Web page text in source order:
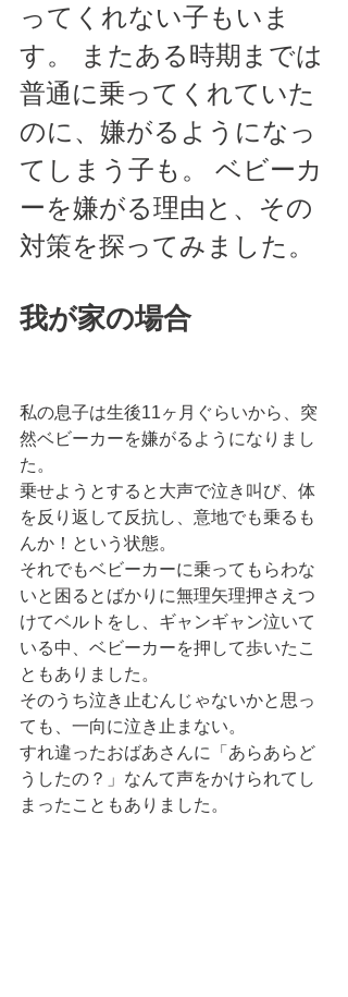
ってくれない子もいま
す。 またある時期までは
普通に乗ってくれていた
のに、嫌がるようになっ
てしまう子も。 ベビーカ
ーを嫌がる理由と、その
対策を探ってみました。
我が家の場合
私の息子は生後11ヶ月ぐらいから、突
然ベビーカーを嫌がるようになりまし
た。
乗せようとすると大声で泣き叫び、体
を反り返して反抗し、意地でも乗るも
んか！という状態。
それでもベビーカーに乗ってもらわな
いと困るとばかりに無理矢理押さえつ
けてベルトをし、ギャンギャン泣いて
いる中、ベビーカーを押して歩いたこ
ともありました。
そのうち泣き止むんじゃないかと思っ
ても、一向に泣き止まない。
すれ違ったおばあさんに「あらあらど
うしたの？」なんて声をかけられてし
まったこともありました。